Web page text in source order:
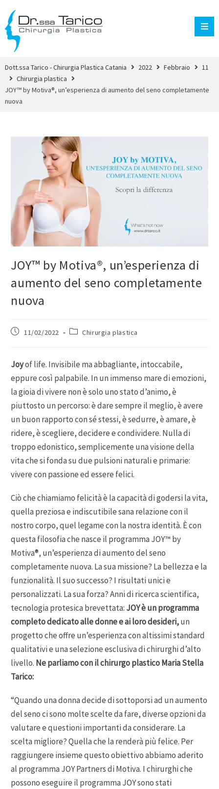
Dott.ssa Tarico - Chirurgia Plastica Catania 2022 Febbraio
11
Chirurgia plastica
JOY™ by Motiva®, un’esperienza di aumento del seno completamente
nuova
JOY™ by Motiva®, un’esperienza di
aumento del seno completamente
nuova
11/02/2022 Chirurgia plastica
Joyof life. Invisibile ma abbagliante, intoccabile,
eppure così palpabile. In un immenso mare di emozioni,
la gioia di vivere non è solo uno stato d’animo, è
piuttosto un percorso: è dare sempre il meglio, è avere
un buon rapporto con sé stessi, è sedurre, è amare, è
ridere, è scegliere, decidere e condividere. Nulla di
troppo edonistico, semplicemente una visione della
vita che si fonda su due pulsioni naturali e primarie:
vivere con passione ed essere felici.
Ciò che chiamiamo felicità è la capacità di godersi la vita,
quella preziosa e indiscutibile sana relazione con il
nostro corpo, quel legame con la nostra identità. È con
questa filosofia che nasce il programma JOY™ by
Motiva®, un’esperienza di aumento del seno
completamente nuova. La sua missione? La bellezza e la
funzionalità. Il suo successo? I risultati unici e
personalizzati. La sua forza? Anni di ricerca scientifica,
tecnologia protesica brevettata: JOY è un programma
completo dedicato alle donne e ai loro desideri,un
progetto che offre un’esperienza con altissimi standard
qualitativi e una selezione esclusiva di chirurghi d’alto
livello. Ne parliamo con il chirurgo plastico Maria Stella
Tarico:
“Quando una donna decide di sottoporsi ad un aumento
del seno ci sono molte scelte da fare, diverse opzioni da
valutare e questioni importanti da considerare. La
scelta migliore? Quella che la renderà più felice. Per
raggiungere insieme questo obiettivo abbiamo aderito
al programma JOY Partners di Motiva. I chirurghi che
possono eseguire il programma JOY sono stati